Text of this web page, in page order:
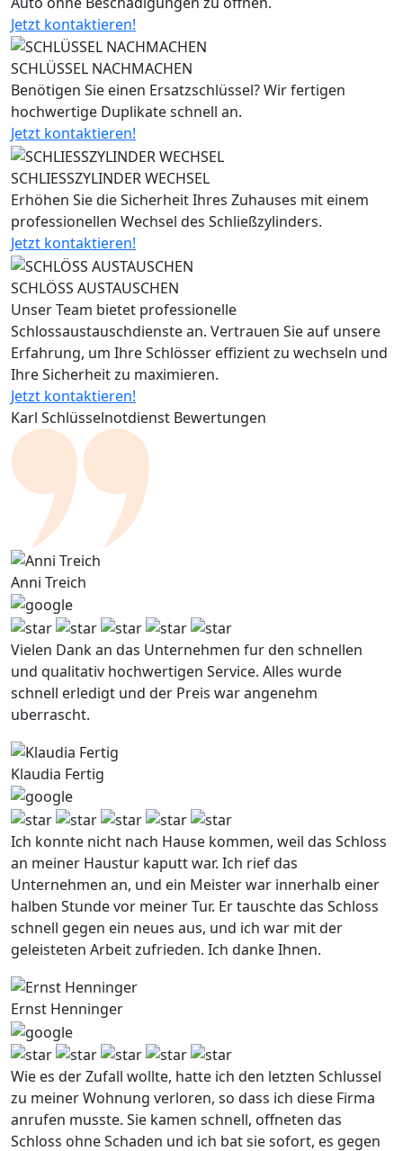
Jetzt kontaktieren!
SCHLÜSSEL NACHMACHEN
Benötigen Sie einen Ersatzschlüssel? Wir fertigen
hochwertige Duplikate schnell an.
Jetzt kontaktieren!
SCHLIESSZYLINDER WECHSEL
Erhöhen Sie die Sicherheit Ihres Zuhauses mit einem
professionellen Wechsel des Schließzylinders.
Jetzt kontaktieren!
SCHLÖSS AUSTAUSCHEN
Unser Team bietet professionelle
Schlossaustauschdienste an. Vertrauen Sie auf unsere
Erfahrung, um Ihre Schlösser effizient zu wechseln und
Ihre Sicherheit zu maximieren.
Jetzt kontaktieren!
Karl Schlüsselnotdienst Bewertungen
Anni Treich
Vielen Dank an das Unternehmen fur den schnellen
und qualitativ hochwertigen Service. Alles wurde
schnell erledigt und der Preis war angenehm
uberrascht.
Klaudia Fertig
Ich konnte nicht nach Hause kommen, weil das Schloss
an meiner Haustur kaputt war. Ich rief das
Unternehmen an, und ein Meister war innerhalb einer
halben Stunde vor meiner Tur. Er tauschte das Schloss
schnell gegen ein neues aus, und ich war mit der
geleisteten Arbeit zufrieden. Ich danke Ihnen.
Ernst Henninger
Wie es der Zufall wollte, hatte ich den letzten Schlussel
zu meiner Wohnung verloren, so dass ich diese Firma
anrufen musste. Sie kamen schnell, offneten das
Schloss ohne Schaden und ich bat sie sofort, es gegen